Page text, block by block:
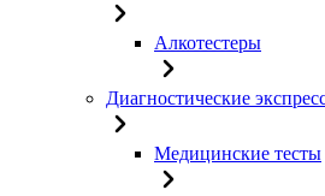
Алкотестеры
Диагностические
Медицинские тесты